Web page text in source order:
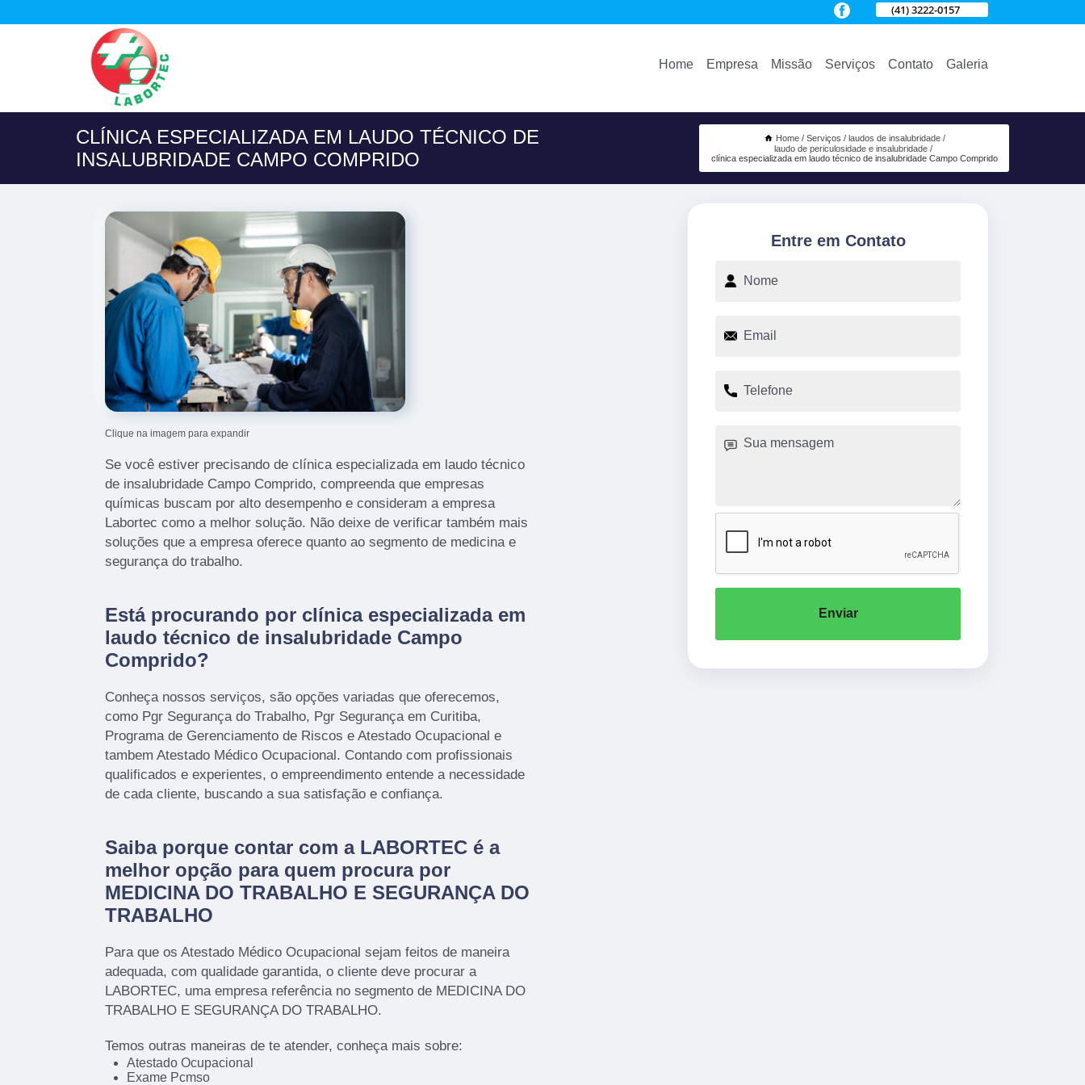
(41) 3222-0157
Home Empresa Missão Serviços Contato Galeria
CLÍNICA ESPECIALIZADA EM LAUDO TÉCNICO DE
INSALUBRIDADE CAMPO COMPRIDO
Home Serviços
laudos de insalubridade
laudo de periculosidade e insalubridade
clínica especializada em laudo técnico de insalubridade Campo Comprido
Clique na imagem para expandir
Se você estiver precisando de clínica especializada em laudo técnico
de insalubridade Campo Comprido, compreenda que empresas
químicas buscam por alto desempenho e consideram a empresa
Labortec como a melhor solução. Não deixe de verificar também mais
soluções que a empresa oferece quanto ao segmento de medicina e
segurança do trabalho.
Está procurando por clínica especializada em
laudo técnico de insalubridade Campo
Comprido?
Conheça nossos serviços, são opções variadas que oferecemos,
como Pgr Segurança do Trabalho, Pgr Segurança em Curitiba,
Programa de Gerenciamento de Riscos e Atestado Ocupacional e
tambem Atestado Médico Ocupacional. Contando com profissionais
qualificados e experientes, o empreendimento entende a necessidade
de cada cliente, buscando a sua satisfação e confiança.
Saiba porque contar com a LABORTEC é a
melhor opção para quem procura por
MEDICINA DO TRABALHO E SEGURANÇA DO
TRABALHO
Para que os Atestado Médico Ocupacional sejam feitos de maneira
adequada, com qualidade garantida, o cliente deve procurar a
LABORTEC, uma empresa referência no segmento de MEDICINA DO
TRABALHO E SEGURANÇA DO TRABALHO.
Temos outras maneiras de te atender, conheça mais sobre:
Atestado Ocupacional
Exame Pcmso
Entre em Contato
Enviar